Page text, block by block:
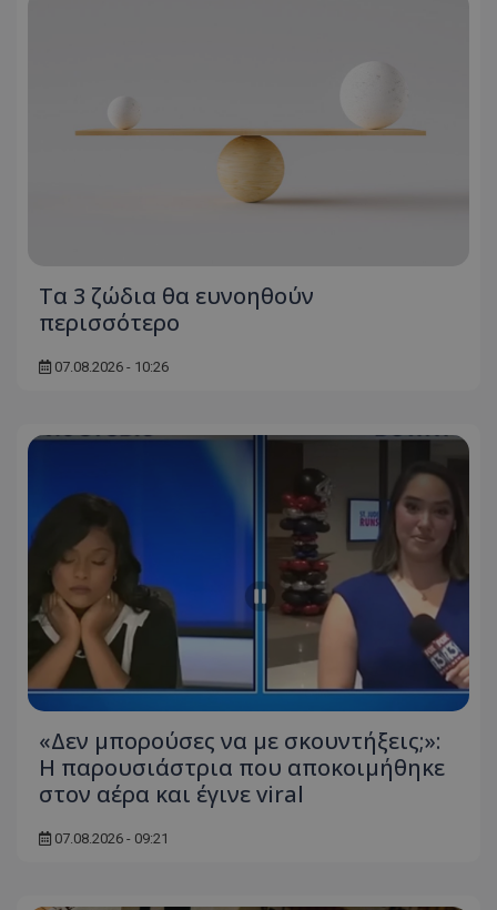
Τα 3 ζώδια θα ευνοηθούν
περισσότερο
07.08.2026 - 10:26
«Δεν μπορούσες να με σκουντήξεις;»:
Η παρουσιάστρια που αποκοιμήθηκε
στον αέρα και έγινε viral
07.08.2026 - 09:21